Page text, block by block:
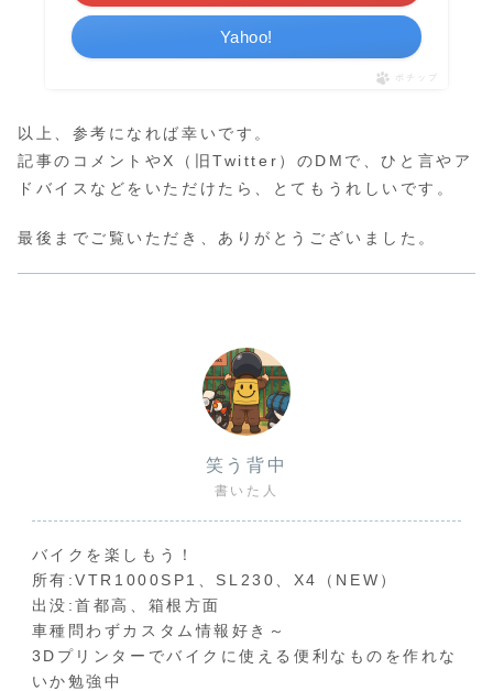
Yahoo!
ポチップ
以上、参考になれば幸いです。
記事のコメントやX（旧Twitter）のDMで、ひと言やア
ドバイスなどをいただけたら、とてもうれしいです。
最後までご覧いただき、ありがとうございました。
笑う背中
書いた人
バイクを楽しもう！
所有:VTR1000SP1、SL230、X4（NEW）
出没:首都高、箱根方面
車種問わずカスタム情報好き～
3Dプリンターでバイクに使える便利なものを作れな
いか勉強中